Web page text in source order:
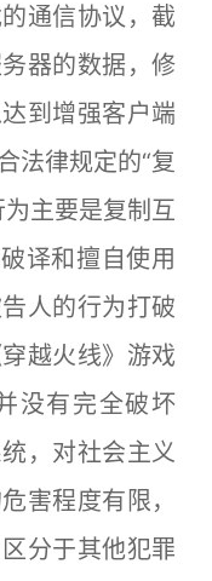
通信协议，截
器的数据，修
到增强客户端
法律规定的“复
主要是复制互
译和擅自使用
人的行为打破
越火线》游戏
没有完全破坏
，对社会主义
害程度有限，
分于其他犯罪